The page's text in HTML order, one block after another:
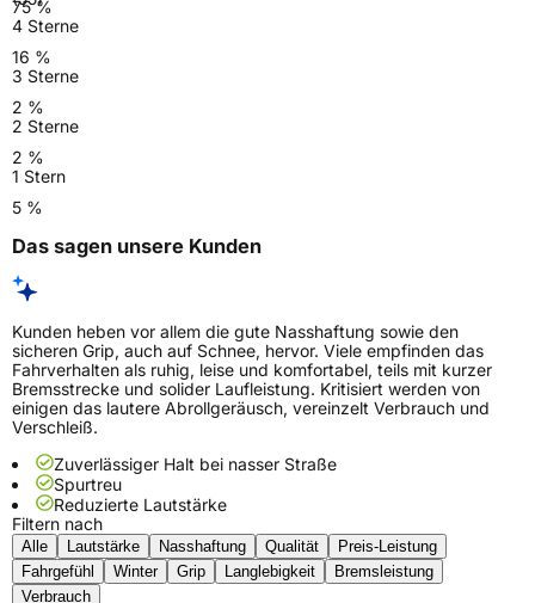
75 %
4 Sterne
16 %
3 Sterne
2 %
2 Sterne
2 %
1 Stern
5 %
Das sagen unsere Kunden
Kunden heben vor allem die gute Nasshaftung sowie den
sicheren Grip, auch auf Schnee, hervor. Viele empfinden das
Fahrverhalten als ruhig, leise und komfortabel, teils mit kurzer
Bremsstrecke und solider Laufleistung. Kritisiert werden von
einigen das lautere Abrollgeräusch, vereinzelt Verbrauch und
Verschleiß.
Zuverlässiger Halt bei nasser Straße
Spurtreu
Reduzierte Lautstärke
Filtern nach
Alle Lautstärke Nasshaftung Qualität
Preis-Leistung
Fahrgefühl
Winter Grip Langlebigkeit
Bremsleistung
Verbrauch